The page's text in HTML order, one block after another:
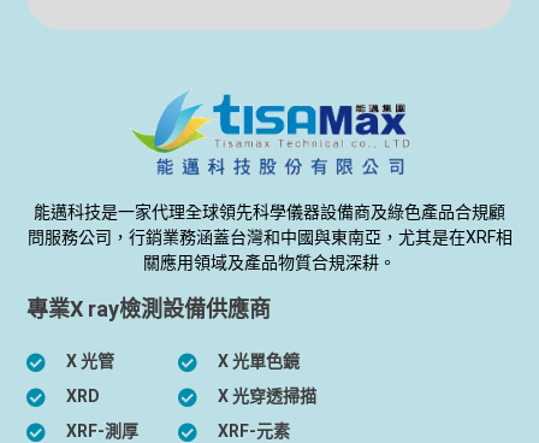
能邁科技是一家代理全球領先科學儀器設備商及綠色產品合規顧
問服務公司，行銷業務涵蓋台灣和中國與東南亞，尤其是在XRF相
關應用領域及產品物質合規深耕。
專業X ray檢測設備供應商
X 光管
XRD
XRF-測厚
X 光單色鏡
X 光穿透掃描
XRF-元素